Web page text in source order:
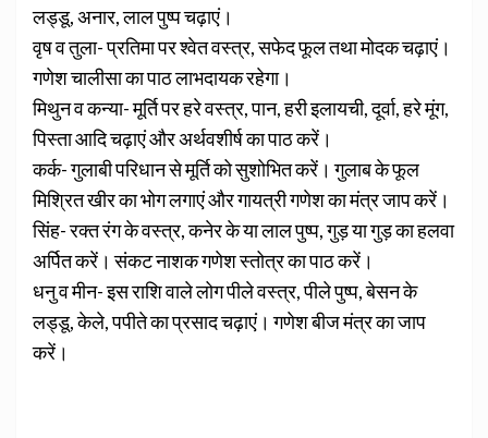
लड्डू, अनार, लाल पुष्प चढ़ाएं।
वृष व तुला- प्रतिमा पर श्वेत वस्त्र, सफेद फूल तथा मोदक चढ़ाएं।
गणेश चालीसा का पाठ लाभदायक रहेगा।
मिथुन व कन्या- मूर्ति पर हरे वस्त्र, पान, हरी इलायची, दूर्वा, हरे मूंग,
पिस्ता आदि चढ़ाएं और अर्थवशीर्ष का पाठ करें।
कर्क- गुलाबी परिधान से मूर्ति को सुशोभित करें। गुलाब के फूल
मिश्रित खीर का भोग लगाएं और गायत्री गणेश का मंत्र जाप करें।
सिंह- रक्त रंग के वस्त्र, कनेर के या लाल पुष्प, गुड़ या गुड़ का हलवा
अर्पित करें। संकट नाशक गणेश स्तोत्र का पाठ करें।
धनु व मीन- इस राशि वाले लोग पीले वस्त्र, पीले पुष्प, बेसन के
लड्डू, केले, पपीते का प्रसाद चढ़ाएं। गणेश बीज मंत्र का जाप
करें।